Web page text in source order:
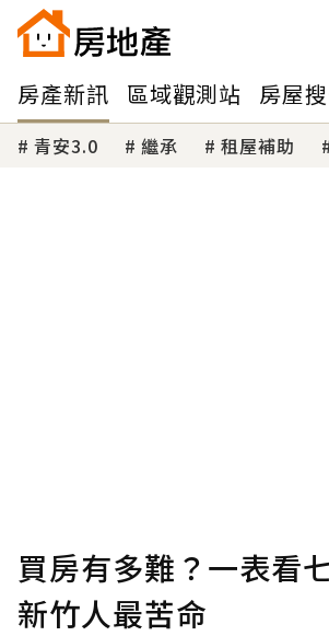
房產新訊 區域觀測站 房屋
青安3.0 繼承 租屋補助
買房有多難？一表看
新竹人最苦命